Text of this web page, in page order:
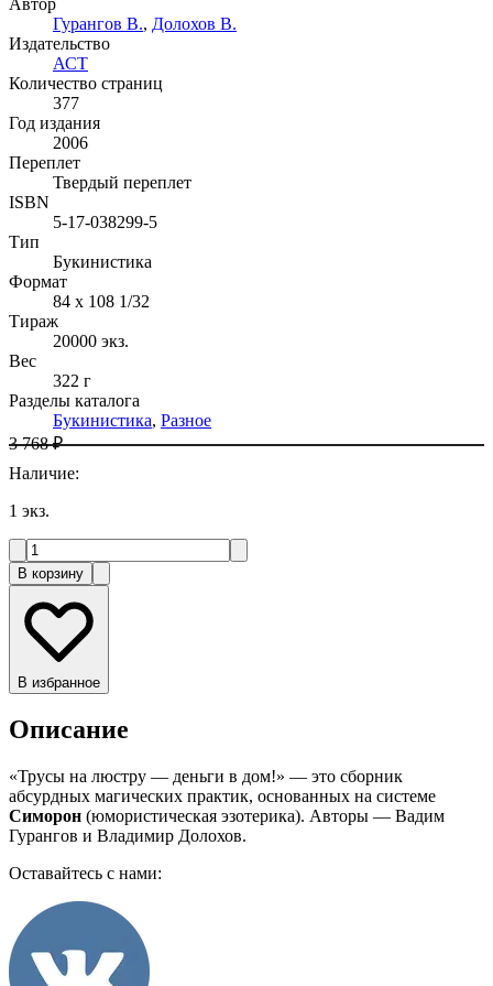
Гурангов В., Долохов В.
Издательство
АСТ
Количество страниц
377
Год издания
2006
Переплет
Твердый переплет
ISBN
5-17-038299-5
Тип
Букинистика
Формат
84 x 108 1/32
Тираж
20000 экз.
Вес
322 г
Разделы каталога
Букинистика, Разное
3 768 ₽
Наличие:
1 экз.
В корзину
В избранное
Описание
«Трусы на люстру — деньги в дом!» — это сборник
абсурдных магических практик, основанных на системе
Симорон (юмористическая эзотерика). Авторы — Вадим
Гурангов и Владимир Долохов.
Оставайтесь с нами: